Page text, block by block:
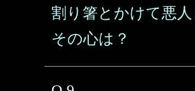
割り箸とかけて悪人
その心は？